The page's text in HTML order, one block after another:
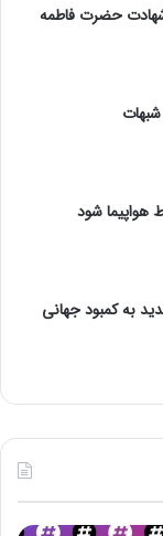
شهادت حضرت فاطمه
به کمبود جهانی